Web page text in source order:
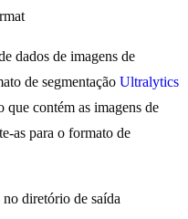
dados de imagens de
de segmentação Ultralytics
que contém as imagens de
as para o formato de
no diretório de saída